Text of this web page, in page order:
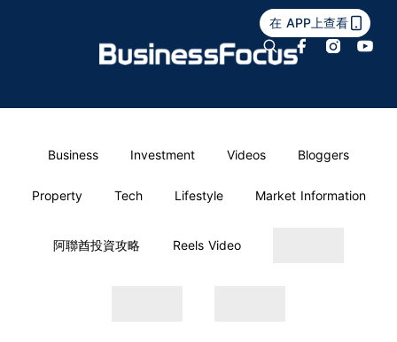
在 APP上查看
Business Investment Videos Bloggers
Property Tech Lifestyle Market Information
阿聯酋投資攻略 Reels Video